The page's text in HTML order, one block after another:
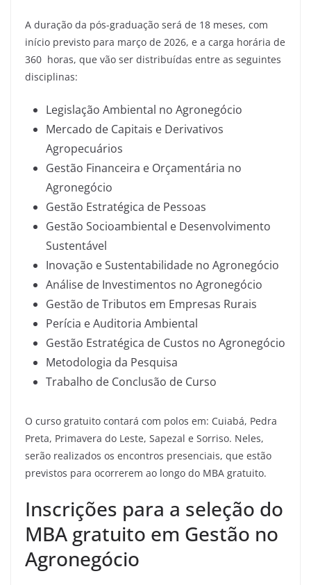
A duração da pós-graduação será de 18 meses, com
início previsto para março de 2026, e a carga horária de
360 horas, que vão ser distribuídas entre as seguintes
disciplinas:
Legislação Ambiental no Agronegócio
Mercado de Capitais e Derivativos
Agropecuários
Gestão Financeira e Orçamentária no
Agronegócio
Gestão Estratégica de Pessoas
Gestão Socioambiental e Desenvolvimento
Sustentável
Inovação e Sustentabilidade no Agronegócio
Análise de Investimentos no Agronegócio
Gestão de Tributos em Empresas Rurais
Perícia e Auditoria Ambiental
Gestão Estratégica de Custos no Agronegócio
Metodologia da Pesquisa
Trabalho de Conclusão de Curso
O curso gratuito contará com polos em: Cuiabá, Pedra
Preta, Primavera do Leste, Sapezal e Sorriso. Neles,
serão realizados os encontros presenciais, que estão
previstos para ocorrerem ao longo do MBA gratuito.
Inscrições para a seleção do
MBA gratuito em Gestão no
Agronegócio